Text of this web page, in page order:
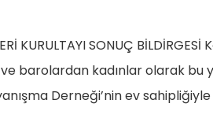
KURULTAYI SONUÇ
barolardan kadınlar olarak bu
Derneği’nin ev